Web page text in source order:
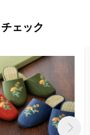
ェック